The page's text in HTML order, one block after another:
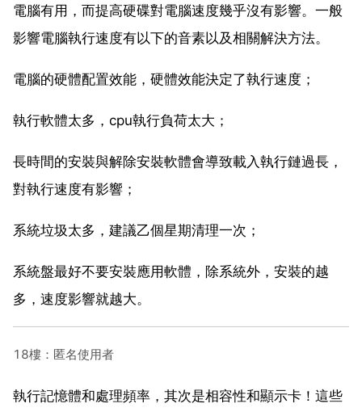
電腦有用，而提高硬碟對電腦速度幾乎沒有影響。一般
影響電腦執行速度有以下的音素以及相關解決方法。
電腦的硬體配置效能，硬體效能決定了執行速度；
執行軟體太多，cpu執行負荷太大；
長時間的安裝與解除安裝軟體會導致載入執行鏈過長，
對執行速度有影響；
系統垃圾太多，建議乙個星期清理一次；
系統盤最好不要安裝應用軟體，除系統外，安裝的越
多，速度影響就越大。
18樓：匿名使用者
執行記憶體和處理頻率，其次是相容性和顯示卡！這些